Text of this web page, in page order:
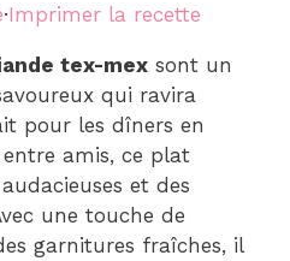
·Imprimer la recette
tex-mex sont un
qui ravira
pour les dîners en
amis, ce plat
et des
une touche de
garnitures fraîches, il